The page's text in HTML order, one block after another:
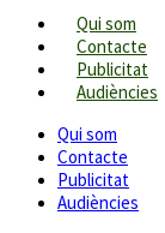
Qui som
Contacte
Publicitat
Audiències
Qui som
Contacte
Publicitat
Audiències